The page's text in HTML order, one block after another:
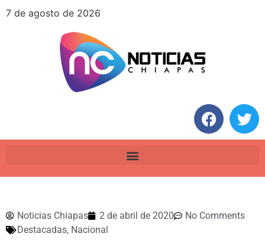
7 de agosto de 2026
Noticias Chiapas 2 de abril de 2020
No Comments
Destacadas, Nacional